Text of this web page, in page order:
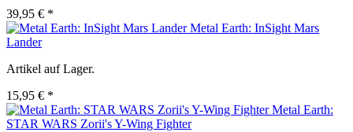
39,95 € *
Metal Earth: InSight Mars
Lander
Artikel auf Lager.
15,95 € *
Metal Earth:
STAR WARS Zorii's Y-Wing Fighter